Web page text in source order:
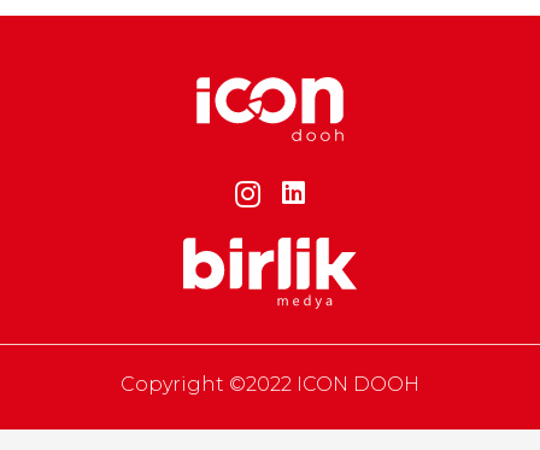
Copyright ©2022 ICON DOOH